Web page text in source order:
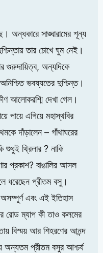
অন্ধকারে সাঙ্ঘারামের শূন্য
তার চোখে ঘুম নেই।
গুরুদায়িত্ব, অন্যদিকে
ভবষ্যতের দুশ্চিন্ত।
আলোকরশ্মি দেখা গেল।
পায়ে এগিয়ে মহাস্থবির
দাঁড়ালেন – গাঁথাঘরের
শুধুই থ্রিলার ? নাকি
প্রকাশ? বাঙালির আসল
ধরেছেন প্রীতম বসু।
অসম্পূর্ণ এবং এই ইতিহাস
রোড ম্যাপ কী তাও কলমের
বিস্ময় আর শিহরণের আনন্দ
অন্যতম প্রীতম বসুর আশ্চর্য